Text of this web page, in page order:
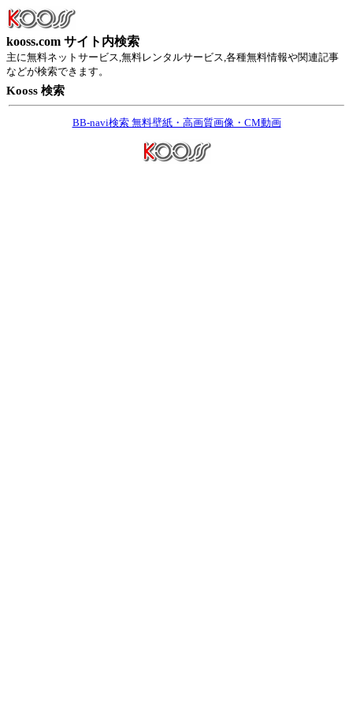
kooss.com サイト内検索
主に無料ネットサービス,無料レンタルサービス,各種無料情報や関連記事
などが検索できます。
Kooss 検索
BB-navi検索 無料壁紙・高画質画像・CM動画